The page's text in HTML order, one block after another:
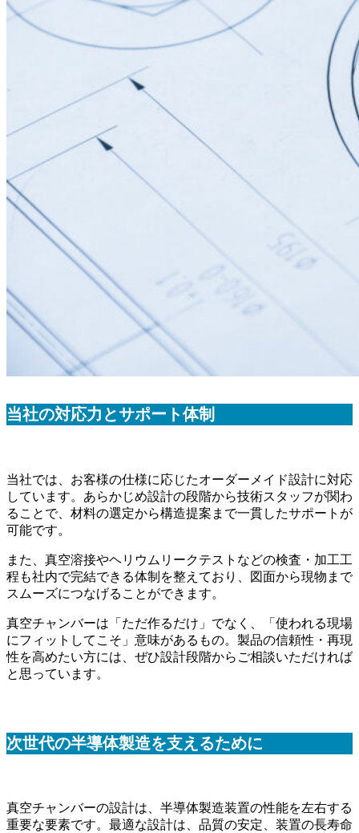
当社の対応力とサポート体制
当社では、お客様の仕様に応じたオーダーメイド設計に対応
しています。あらかじめ設計の段階から技術スタッフが関わ
ることで、材料の選定から構造提案まで一貫したサポートが
可能です。
また、真空溶接やヘリウムリークテストなどの検査・加工工
程も社内で完結できる体制を整えており、図面から現物まで
スムーズにつなげることができます。
真空チャンバーは「ただ作るだけ」でなく、「使われる現場
にフィットしてこそ」意味があるもの。製品の信頼性・再現
性を高めたい方には、ぜひ設計段階からご相談いただければ
と思っています。
次世代の半導体製造を支えるために
真空チャンバーの設計は、半導体製造装置の性能を左右する
重要な要素です。最適な設計は、品質の安定、装置の長寿命